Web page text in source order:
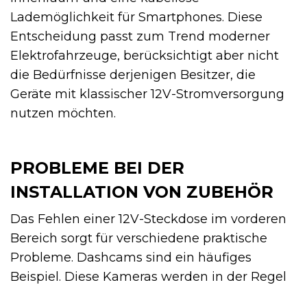
Lademöglichkeit für Smartphones. Diese
Entscheidung passt zum Trend moderner
Elektrofahrzeuge, berücksichtigt aber nicht
die Bedürfnisse derjenigen Besitzer, die
Geräte mit klassischer 12V-Stromversorgung
nutzen möchten.
PROBLEME BEI DER
INSTALLATION VON ZUBEHÖR
Das Fehlen einer 12V-Steckdose im vorderen
Bereich sorgt für verschiedene praktische
Probleme. Dashcams sind ein häufiges
Beispiel. Diese Kameras werden in der Regel